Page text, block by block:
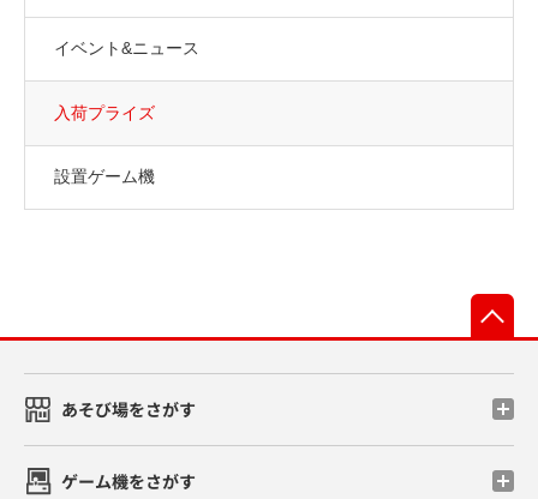
イベント&ニュース
入荷プライズ
設置ゲーム機
あそび場をさがす
ゲーム機をさがす